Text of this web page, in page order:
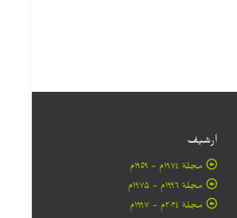
أرشيف
مجلة ۱۹۷٤م - ١٩٥٩م
مجلة ۱۹۹٦م - ۱۹۷۵م
مجلة ۲۰۲٤م - ۱۹۹۷م